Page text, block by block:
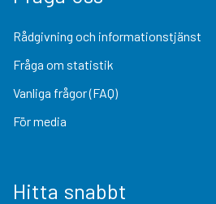
Rådgivning och informationstjänst
Fråga om statistik
Vanliga frågor (FAQ)
För media
Hitta snabbt